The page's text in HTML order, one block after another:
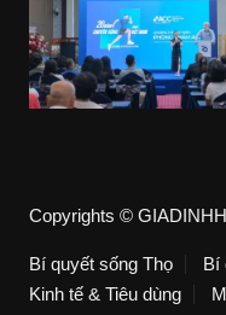
Copyrights ©
Bí quyết sống Thọ
Bí
Kinh tế & Tiêu dùng